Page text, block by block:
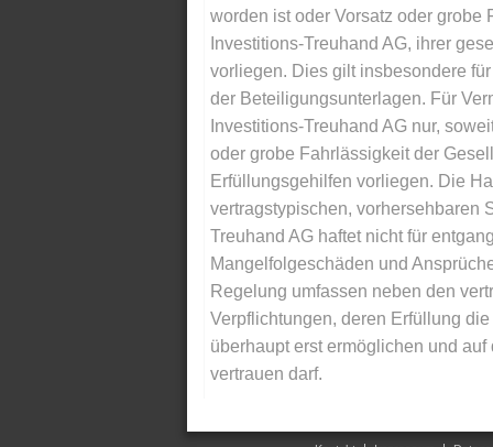
worden ist oder Vorsatz oder
Investitions-Treuhand AG, ihrer
vorliegen. Dies gilt insbesondere
der Beteiligungsunterlagen. Für
Investitions-Treuhand AG nur,
oder grobe Fahrlässigkeit der
Erfüllungsgehilfen vorliegen. Die
vertragstypischen, vorhersehbaren
Treuhand AG haftet nicht für
Mangelfolgeschäden und
Regelung umfassen neben den
Verpflichtungen, deren Erfüllung
überhaupt erst ermöglichen und
vertrauen darf.